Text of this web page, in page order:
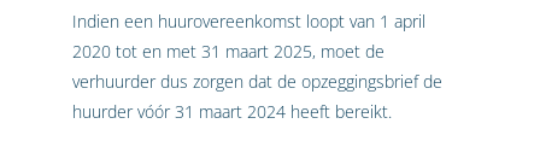
Indien een huurovereenkomst loopt van 1 april
2020 tot en met 31 maart 2025, moet de
verhuurder dus zorgen dat de opzeggingsbrief de
huurder vóór 31 maart 2024 heeft bereikt.